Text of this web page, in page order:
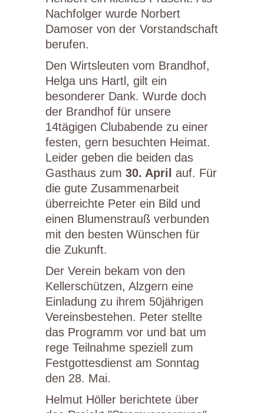
Nachfolger wurde Norbert
Damoser von der Vorstandschaft
berufen.
Den Wirtsleuten vom Brandhof,
Helga uns Hartl, gilt ein
besonderer Dank. Wurde doch
der Brandhof für unsere
14tägigen Clubabende zu einer
festen, gern besuchten Heimat.
Leider geben die beiden das
Gasthaus zum30. April auf. Für
die gute Zusammenarbeit
überreichte Peter ein Bild und
einen Blumenstrauß verbunden
mit den besten Wünschen für
die Zukunft.
Der Verein bekam von den
Kellerschützen, Alzgern eine
Einladung zu ihrem 50jährigen
Vereinsbestehen. Peter stellte
das Programm vor und bat um
rege Teilnahme speziell zum
Festgottesdienst am Sonntag
den 28. Mai.
Helmut Höller berichtete über